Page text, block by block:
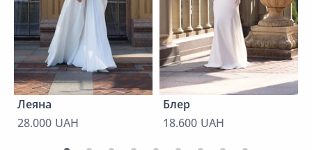
Леяна
28.000 UAH
Блер
18.600 UAH